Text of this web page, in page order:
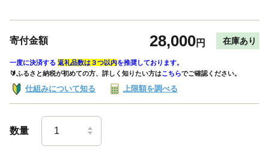
寄付金額 28,000円 在庫あり
一度に決済する 返礼品数は３つ以内を推奨しております。
🔰ふるさと納税が初めての方、詳しく知りたい方はこちらでご確認ください。
仕組みについて知る 上限額を調べる
数量